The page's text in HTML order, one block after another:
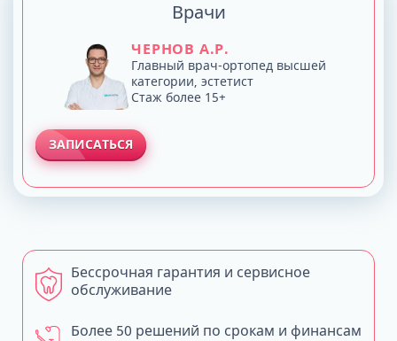
Врачи
ЧЕРНОВ А.Р.
Главный врач-ортопед высшей
категории, эстетист
Стаж более 15+
ЗАПИСАТЬСЯ
Бессрочная гарантия и сервисное
обслуживание
Более 50 решений по срокам и финансам